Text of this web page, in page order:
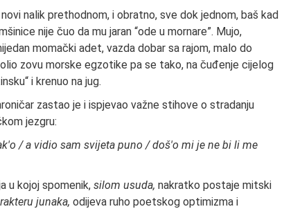
nalik prethodnom, i obratno, sve dok jednom, baš kad
nije čuo da mu jaran “ode u mornare”. Mujo,
momački adet, vazda dobar sa rajom, malo do
zovu morske egzotike pa se tako, na čuđenje cijelog
i krenuo na jug.
zastao je i ispjevao važne stihove o stradanju
jezgru:
/ a vidio sam svijeta puno / doš'o mi je ne bi li me
u kojoj spomenik, silom usuda, nakratko postaje mitski
junaka, odijeva ruho poetskog optimizma i